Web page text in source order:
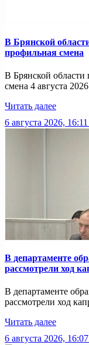
В Брянской
профильная смена
В Брянской области
смена 4 августа
Читать далее
6 августа 2026, 16:11
В департаменте
рассмотрели ход
В департаменте
рассмотрели ход
Читать далее
6 августа 2026, 16:07